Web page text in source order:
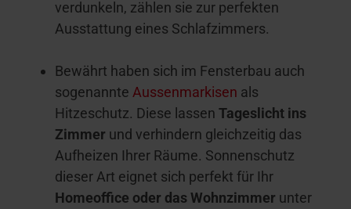
verdunkeln, zählen sie zur perfekten
Ausstattung eines Schlafzimmers.
Bewährt haben sich im Fensterbau auch
sogenannte Aussenmarkisen als
Hitzeschutz. Diese lassen Tageslicht ins
Zimmer und verhindern gleichzeitig das
Aufheizen Ihrer Räume. Sonnenschutz
dieser Art eignet sich perfekt für Ihr
Homeoffice oder das Wohnzimmer unter